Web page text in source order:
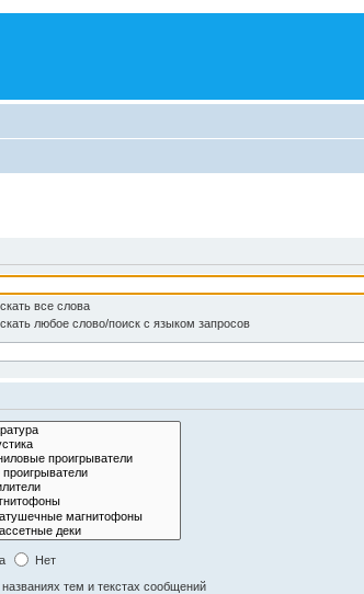
все слова
любое слово/поиск с языком запросов
Нет
названиях тем и текстах сообщений